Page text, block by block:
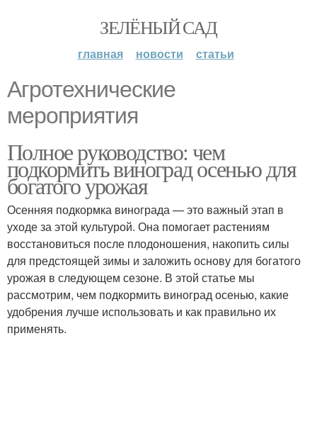
ЗЕЛЁНЫЙ САД
главная новости статьи
Агротехнические
мероприятия
Полное руководство: чем
подкормить виноград осенью для
богатого урожая
Осенняя подкормка винограда — это важный этап в
уходе за этой культурой. Она помогает растениям
восстановиться после плодоношения, накопить силы
для предстоящей зимы и заложить основу для богатого
урожая в следующем сезоне. В этой статье мы
рассмотрим, чем подкормить виноград осенью, какие
удобрения лучше использовать и как правильно их
применять.